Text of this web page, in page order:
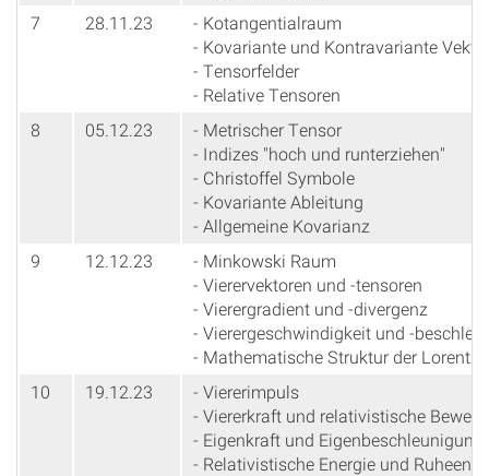
7
28.11.23
- Kotangentialraum
- Kovariante und Kontravariante
- Tensorfelder
- Relative Tensoren
8
05.12.23
- Metrischer Tensor
- Indizes "hoch und runterziehen"
- Christoffel Symbole
- Kovariante Ableitung
- Allgemeine Kovarianz
9
12.12.23
- Minkowski Raum
- Vierervektoren und -tensoren
- Vierergradient und -divergenz
- Vierergeschwindigkeit und -
- Mathematische Struktur der
10
19.12.23
- Viererimpuls
- Viererkraft und relativistische
- Eigenkraft und Eigenbeschleunigung
- Relativistische Energie und